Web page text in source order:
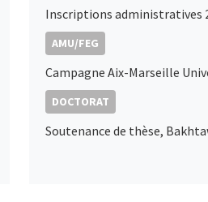
Inscriptions administratives
AMU/FEG
DOCTORAT
Soutenance de thèse,